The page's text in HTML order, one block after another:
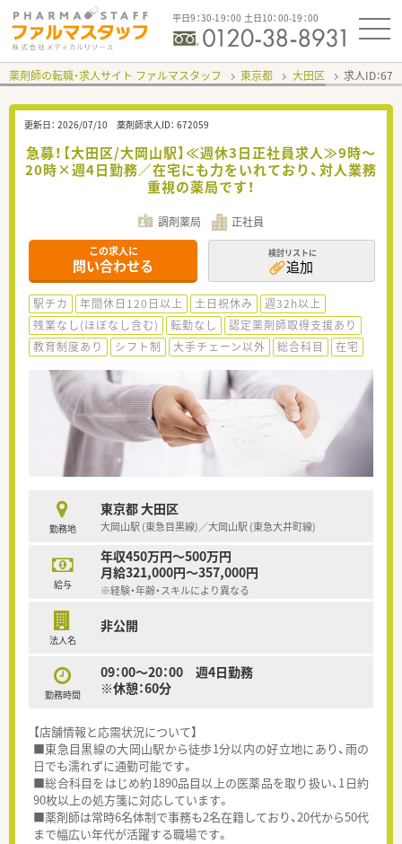
平日9：30-19：00 土日10：00-19：00
薬剤師の転職・求人サイト ファルマスタッフ 東京都 大田区 求人ID：
更新日： 2026/07/10 薬剤師求人ID： 672059
急募！【大田区/大岡山駅】≪週休3日正社員求人≫9時～
20時×週4日勤務／在宅にも力をいれており、対人業務
重視の薬局です！
調剤薬局 正社員
この求人に
問い合わせる
検討リストに
追加
駅チカ 年間休日120日以上 土日祝休み
週32h以上
残業なし(ほぼなし含む)
転勤なし
認定薬剤師取得支援あり
教育制度あり
シフト制 大手チェーン以外 総合科目 在宅
勤務地
東京都 大田区
大岡山駅 (東急目黒線)／大岡山駅 (東急大井町線)
給与
年収450万円～500万円
月給321,000円～357,000円
※経験・年齢・スキルにより異なる
法人名
非公開
勤務時間
09：00～20：00 週4日勤務
※休憩：60分
【店舗情報と応需状況について】
■東急目黒線の大岡山駅から徒歩1分以内の好立地にあり、雨の
日でも濡れずに通勤可能です。
■総合科目をはじめ約1890品目以上の医薬品を取り扱い、1日約
90枚以上の処方箋に対応しています。
■薬剤師は常時6名体制で事務も2名在籍しており、20代から50代
まで幅広い年代が活躍する職場です。